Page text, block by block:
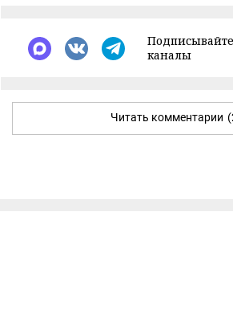
каналы
Читать комментарии